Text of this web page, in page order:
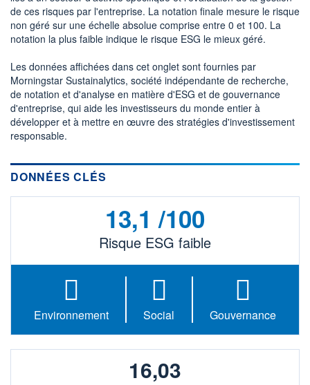
+ HAUT
26,090
+ BAS
25,600
411 745 0,40%
VALORISATION
2 713 MUSD
CAPI.
BOURSIÈRE
2 732 MUSD
LIMITE À LA
BAISSE
41,000
LIMITE À LA
HAUSSE
RENDEMENT
ESTIMÉ 2026
2,92%
PER ESTIMÉ
2026
10.08.26 / 21:59:12
RISQUE ESG
13,1/100 (faible)
de ces risques par l'entreprise. La notation finale mesure le risque
non géré sur une échelle absolue comprise entre 0 et 100. La
notation la plus faible indique le risque ESG le mieux géré.
Les données affichées dans cet onglet sont fournies par
Morningstar Sustainalytics, société indépendante de recherche,
de notation et d'analyse en matière d'ESG et de gouvernance
d'entreprise, qui aide les investisseurs du monde entier à
développer et à mettre en œuvre des stratégies d'investissement
responsable.
DONNÉES CLÉS
13,1 /100
Risque ESG faible
Environnement Social Gouvernance
16,03